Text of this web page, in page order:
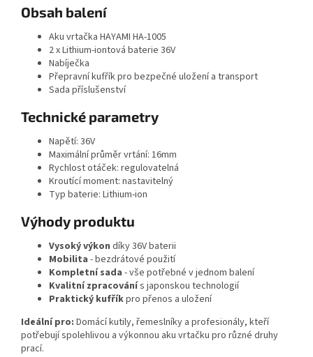
Obsah balení
Aku vrtačka HAYAMI HA-1005
2 x Lithium-iontová baterie 36V
Nabíječka
Přepravní kufřík pro bezpečné uložení a transport
Sada příslušenství
Technické parametry
Napětí: 36V
Maximální průměr vrtání: 16mm
Rychlost otáček: regulovatelná
Kroutící moment: nastavitelný
Typ baterie: Lithium-ion
Výhody produktu
Vysoký výkon díky 36V baterii
Mobilita - bezdrátové použití
Kompletní sada - vše potřebné v jednom balení
Kvalitní zpracovánís japonskou technologií
Praktický kufříkpro přenos a uložení
Ideální pro: Domácí kutily, řemeslníky a profesionály, kteří
potřebují spolehlivou a výkonnou aku vrtačku pro různé druhy
prací.